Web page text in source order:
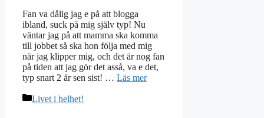
Fan va dålig jag e på att blogga
ibland, suck på mig själv typ! Nu
väntar jag på att mamma ska komma
till jobbet så ska hon följa med mig
när jag klipper mig, och det är nog fan
på tiden att jag gör det asså, va e det,
typ snart 2 år sen sist! … Läs mer
Kategorier
Livet i helhet!